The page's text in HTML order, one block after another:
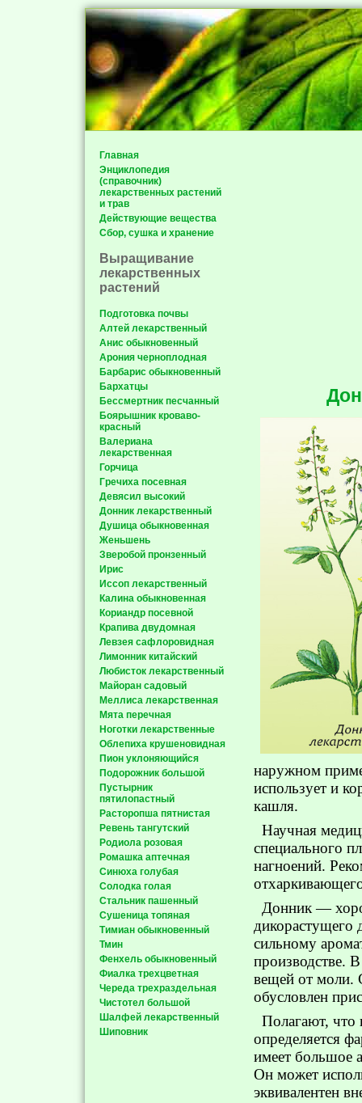
Главная
Энциклопедия
(справочник)
лекарственных растений
и трав
Действующие вещества
Сбор, сушка и хранение
Выращивание
лекарственных
растений
Подготовка почвы
Алтей лекарственный
Анис обыкновенный
Арония черноплодная
Барбарис обыкновенный
Бархатцы
Бессмертник песчанный
Боярышник кроваво-
красный
Валериана
лекарственная
Горчица
Гречиха посевная
Девясил высокий
Донник лекарственный
Душица обыкновенная
Женьшень
Зверобой пронзенный
Ирис
Иссоп лекарственный
Калина обыкновенная
Кориандр посевной
Крапива двудомная
Левзея сафлоровидная
Лимонник китайский
Любисток лекарственный
Майоран садовый
Меллиса лекарственная
Мята перечная
Ноготки лекарственные
Облепиха крушеновидная
Пион уклоняющийся
Подорожник большой
Пустырник
пятилопастный
Расторопша пятнистая
Ревень тангутский
Родиола розовая
Ромашка аптечная
Синюха голубая
Солодка голая
Стальник пашенный
Сушеница топяная
Тимиан обыкновенный
Тмин
Фенхель обыкновенный
Фиалка трехцветная
Череда трехраздельная
Чистотел большой
Шалфей лекарственный
Шиповник
наружном
использует и
кашля.
Научная
специального
нагноений.
Донник —
дикорастущего
сильному
производстве.
вещей от моли.
обусловлен
Полагают, что
определяется
имеет большое
Он может
эквивалентен